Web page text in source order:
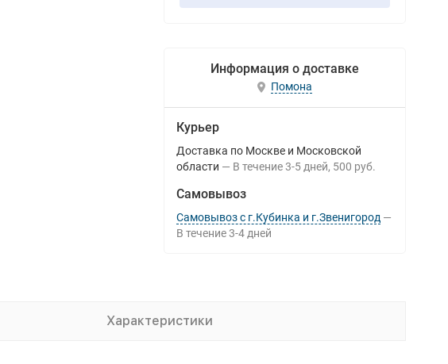
Информация о доставке
Помона
Курьер
Доставка по Москве и Московской
области
В течение 3-5 дней 500 руб.
Самовывоз
Самовывоз с г.Кубинка и г.Звенигород
В течение 3-4 дней
Характеристики